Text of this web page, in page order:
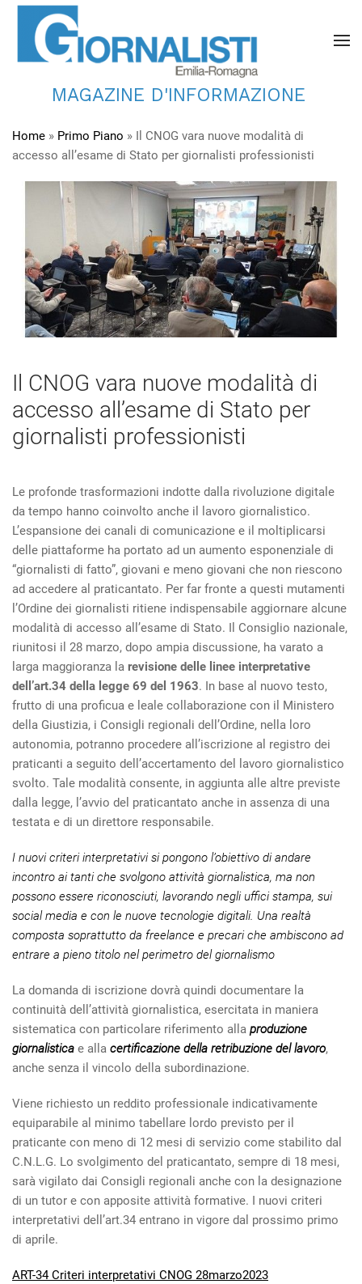
MAGAZINE D'INFORMAZIONE
Home » Primo Piano » Il CNOG vara nuove modalità di
accesso all’esame di Stato per giornalisti professionisti
Il CNOG vara nuove modalità di
accesso all’esame di Stato per
giornalisti professionisti
Le profonde trasformazioni indotte dalla rivoluzione digitale
da tempo hanno coinvolto anche il lavoro giornalistico.
L’espansione dei canali di comunicazione e il moltiplicarsi
delle piattaforme ha portato ad un aumento esponenziale di
“giornalisti di fatto”, giovani e meno giovani che non riescono
ad accedere al praticantato. Per far fronte a questi mutamenti
l’Ordine dei giornalisti ritiene indispensabile aggiornare alcune
modalità di accesso all’esame di Stato. Il Consiglio nazionale,
riunitosi il 28 marzo, dopo ampia discussione, ha varato a
larga maggioranza la revisione delle linee interpretative
dell’art.34 della legge 69 del 1963. In base al nuovo testo,
frutto di una proficua e leale collaborazione con il Ministero
della Giustizia, i Consigli regionali dell’Ordine, nella loro
autonomia, potranno procedere all’iscrizione al registro dei
praticanti a seguito dell’accertamento del lavoro giornalistico
svolto. Tale modalità consente, in aggiunta alle altre previste
dalla legge, l’avvio del praticantato anche in assenza di una
testata e di un direttore responsabile.
I nuovi criteri interpretativi si pongono l’obiettivo di andare
incontro ai tanti che svolgono attività giornalistica, ma non
possono essere riconosciuti, lavorando negli uffici stampa, sui
social media e con le nuove tecnologie digitali. Una realtà
composta soprattutto da freelance e precari che ambiscono ad
entrare a pieno titolo nel perimetro del giornalismo
La domanda di iscrizione dovrà quindi documentare la
continuità dell’attività giornalistica, esercitata in maniera
sistematica con particolare riferimento alla produzione
giornalistica e alla certificazione della retribuzione del lavoro,
anche senza il vincolo della subordinazione.
Viene richiesto un reddito professionale indicativamente
equiparabile al minimo tabellare lordo previsto per il
praticante con meno di 12 mesi di servizio come stabilito dal
C.N.L.G. Lo svolgimento del praticantato, sempre di 18 mesi,
sarà vigilato dai Consigli regionali anche con la designazione
di un tutor e con apposite attività formative. I nuovi criteri
interpretativi dell’art.34 entrano in vigore dal prossimo primo
di aprile.
ART-34 Criteri interpretativi CNOG 28marzo2023